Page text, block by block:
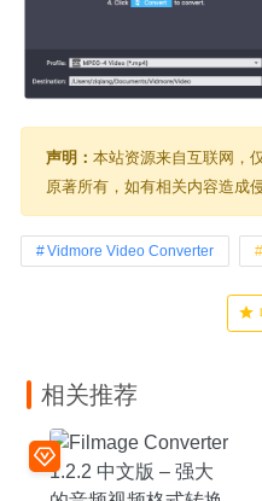
声明： 本站资源来自互联网，
原著所有，如有相关内容造成
Vidmore Video Converter
相关推荐